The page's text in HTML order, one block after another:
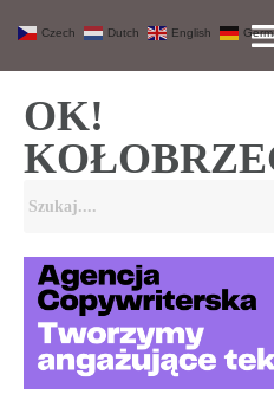
OK!
Czech Dutch English